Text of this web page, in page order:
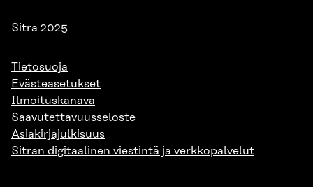
Sitra 2025
Tietosuoja
Evästeasetukset
Ilmoituskanava
Saavutettavuusseloste
Asiakirjajulkisuus
Sitran digitaalinen viestintä ja verkkopalvelut